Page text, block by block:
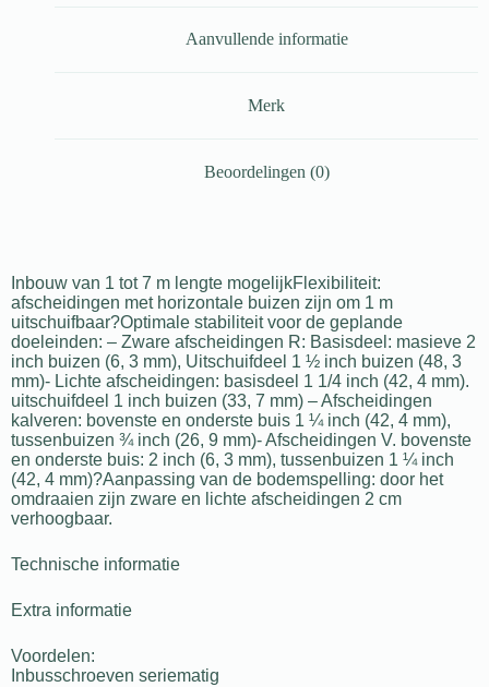
Aanvullende informatie
Merk
Beoordelingen (0)
Inbouw van 1 tot 7 m lengte mogelijkFlexibiliteit:
afscheidingen met horizontale buizen zijn om 1 m
uitschuifbaar?Optimale stabiliteit voor de geplande
doeleinden: – Zware afscheidingen R: Basisdeel: masieve 2
inch buizen (6, 3 mm), Uitschuifdeel 1 ½ inch buizen (48, 3
mm)- Lichte afscheidingen: basisdeel 1 1/4 inch (42, 4 mm).
uitschuifdeel 1 inch buizen (33, 7 mm) – Afscheidingen
kalveren: bovenste en onderste buis 1 ¼ inch (42, 4 mm),
tussenbuizen ¾ inch (26, 9 mm)- Afscheidingen V. bovenste
en onderste buis: 2 inch (6, 3 mm), tussenbuizen 1 ¼ inch
(42, 4 mm)?Aanpassing van de bodemspelling: door het
omdraaien zijn zware en lichte afscheidingen 2 cm
verhoogbaar.
Technische informatie
Extra informatie
Voordelen:
Inbusschroeven seriematig